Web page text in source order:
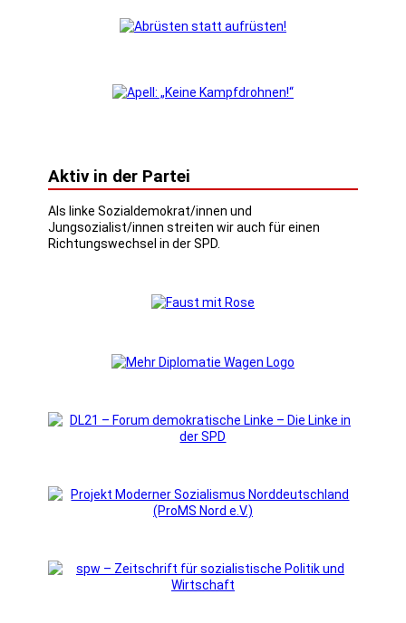
Aktiv in der Partei
Als linke Sozialdemokrat/innen und
Jungsozialist/innen streiten wir auch für einen
Richtungswechsel in der SPD.